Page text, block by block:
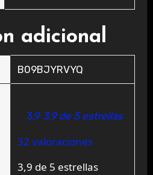
adicional
B09BJYRVYQ
3,9 3,9 de 5 estrellas
32 valoraciones
3,9 de 5 estrellas